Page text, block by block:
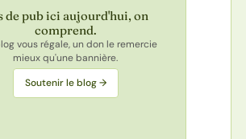
de pub ici aujourd'hui, on
comprend.
vous régale, un don le remercie
mieux qu'une bannière.
Soutenir le blog →